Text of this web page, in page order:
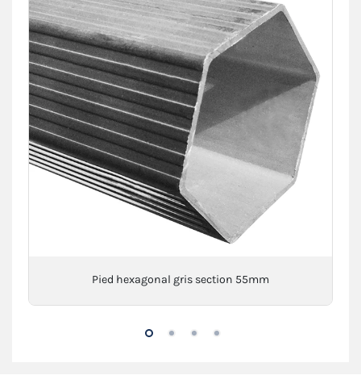
Pied hexagonal gris section 55mm